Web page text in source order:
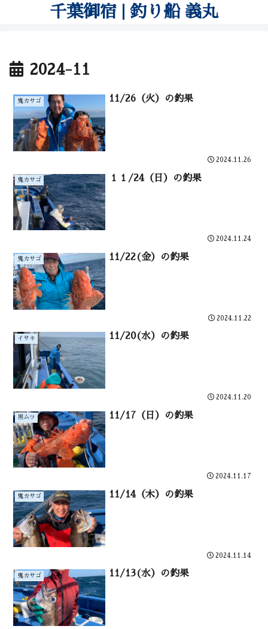
千葉御宿 | 釣り船 義丸
2024-11
鬼カサゴ 11/26（火）の釣果
2024.11.26
鬼カサゴ １１/24（日）の釣果
2024.11.24
鬼カサゴ 11/22(金）の釣果
2024.11.22
イサキ 11/20(水）の釣果
2024.11.20
黒ムツ 11/17（日）の釣果
2024.11.17
鬼カサゴ 11/14（木）の釣果
2024.11.14
鬼カサゴ 11/13(水）の釣果